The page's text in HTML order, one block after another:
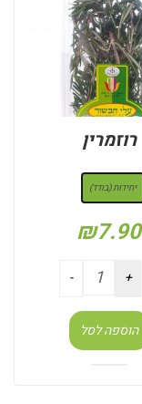
רוזמרין
יחידות (בודד)
₪7.90
הוספה לסל